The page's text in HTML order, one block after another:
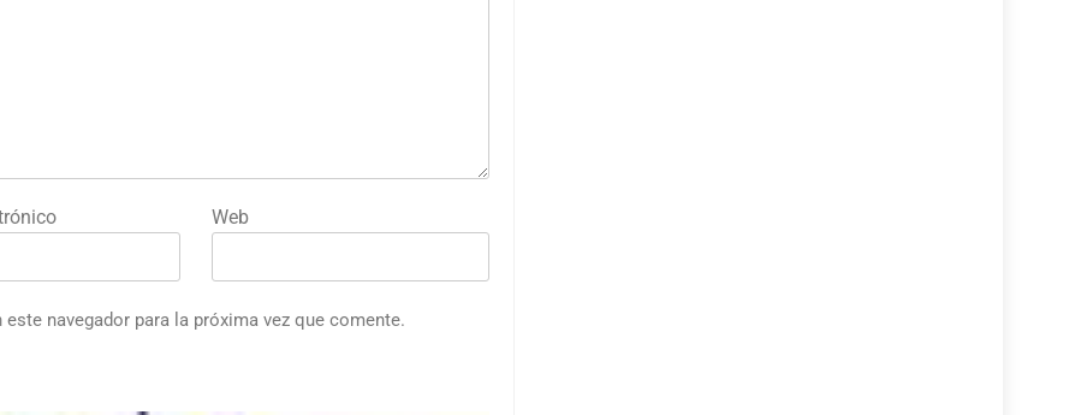
Web
navegador para la próxima vez que comente.